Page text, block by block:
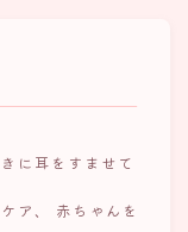
に耳をすませて
ア、 赤ちゃんを